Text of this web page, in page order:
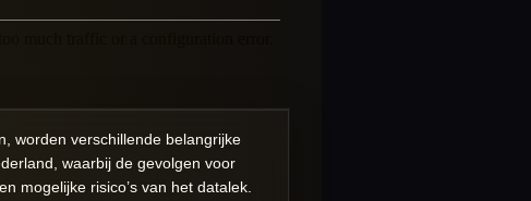
worden verschillende belangrijke
waarbij de gevolgen voor
mogelijke risico’s van het datalek.